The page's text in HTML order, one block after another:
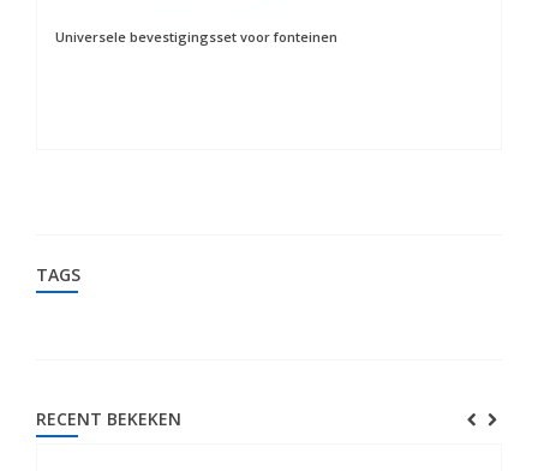
Universele bevestigingsset voor fonteinen
TAGS
RECENT BEKEKEN